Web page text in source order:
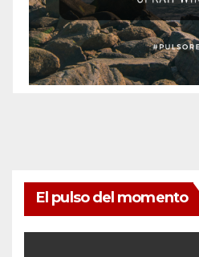
El pulso del momento